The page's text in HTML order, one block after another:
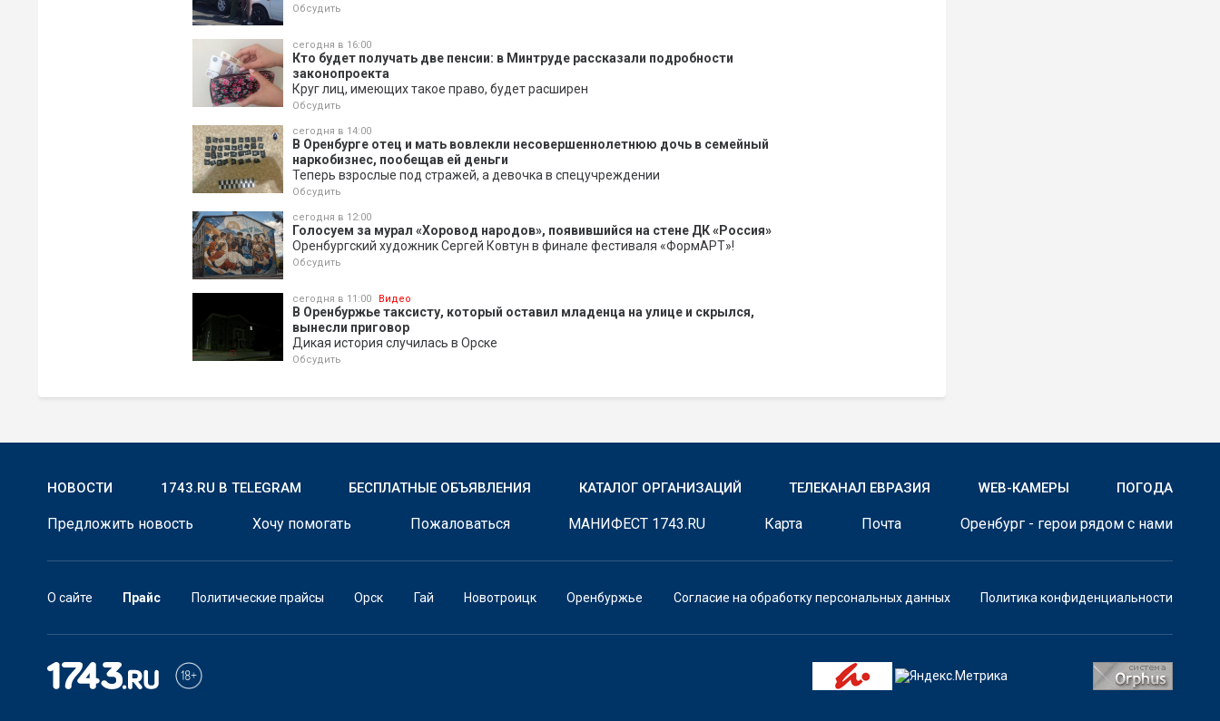
Обсудить
сегодня в 16:00
Кто будет получать две пенсии: в Минтруде рассказали подробности
законопроекта
Круг лиц, имеющих такое право, будет расширен
Обсудить
сегодня в 14:00
В Оренбурге отец и мать вовлекли несовершеннолетнюю дочь в семейный
наркобизнес, пообещав ей деньги
Теперь взрослые под стражей, а девочка в спецучреждении
Обсудить
сегодня в 12:00
Голосуем за мурал «Хоровод народов», появившийся на стене ДК «Россия»
Оренбургский художник Сергей Ковтун в финале фестиваля «ФормАРТ»!
Обсудить
сегодня в 11:00 Видео
В Оренбуржье таксисту, который оставил младенца на улице и скрылся,
вынесли приговор
Дикая история случилась в Орске
Обсудить
НОВОСТИ 1743.RU В TELEGRAM БЕСПЛАТНЫЕ ОБЪЯВЛЕНИЯ КАТАЛОГ ОРГАНИЗАЦИЙ ТЕЛЕКАНАЛ ЕВРАЗИЯ WEB-КАМЕРЫ ПОГОДА
Предложить новость Хочу помогать Пожаловаться МАНИФЕСТ 1743.RU Карта Почта Оренбург - герои рядом с нами
О сайте Прайс Политические прайсы Орск Гай Новотроицк Оренбуржье Согласие на обработку персональных данных Политика конфиденциальности